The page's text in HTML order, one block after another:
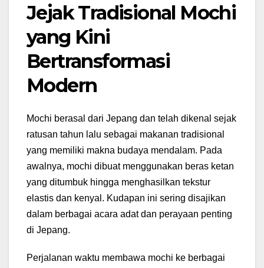
Jejak Tradisional Mochi
yang Kini
Bertransformasi
Modern
Mochi berasal dari Jepang dan telah dikenal sejak
ratusan tahun lalu sebagai makanan tradisional
yang memiliki makna budaya mendalam. Pada
awalnya, mochi dibuat menggunakan beras ketan
yang ditumbuk hingga menghasilkan tekstur
elastis dan kenyal. Kudapan ini sering disajikan
dalam berbagai acara adat dan perayaan penting
di Jepang.
Perjalanan waktu membawa mochi ke berbagai